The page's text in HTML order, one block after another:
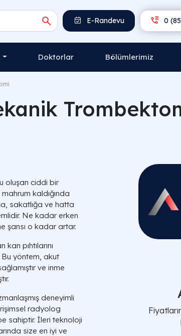
0
E-Randevu
Doktorlar Bölümlerimiz
oluşan ciddi bir
kaldığında
sakatlığa ve hatta
Ne kadar erken
şansı o kadar artar.
pıhtılarını
Bu yöntem, akut
ve inme
deneyimli
radyolog
sahiptir. İleri teknoloji
size en iyi ve